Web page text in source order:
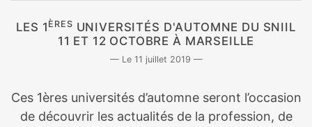
LES 1 ÈRES UNIVERSITÉS D'AUTOMNE DU SNIIL
11 ET 12 OCTOBRE À MARSEILLE
11 juillet 2019
Ces 1ères universités d’automne seront l’occasion
de découvrir les actualités de la profession, de